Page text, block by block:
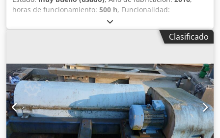
horas de funcionamiento: 500 h, Funcionalidad:
, Instalación: Centrífuga decantadora
como planta móvil completa de deshidratación en
contenedor Estado: Usada / máquina de demostración con
rpm Dodpfxey Avtfo Abpock Blindaje estándar: cono de 8°
Diferencial: 1,5-29 min-1 Par: 2750 Nm Sistema: La versátil
Flottweg Z3E-4/451 es una decantadora bifásica de alto
rendimiento diseñada para la separación de sólidos y
líquidos. DISEÑO ROBUSTO apto para la separación de
todo tipo de lodos como estiércol, digestato, lodos
industriales, lodos de depuradora, etc.
Clasificado